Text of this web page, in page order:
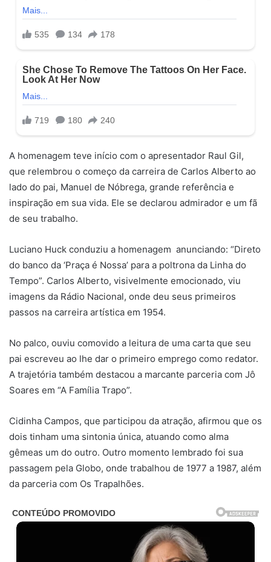
A homenagem teve início com o apresentador Raul Gil,
que relembrou o começo da carreira de Carlos Alberto ao
lado do pai, Manuel de Nóbrega, grande referência e
inspiração em sua vida. Ele se declarou admirador e um fã
de seu trabalho.
Luciano Huck conduziu a homenagem anunciando: “Direto
do banco da ‘Praça é Nossa’ para a poltrona da Linha do
Tempo”. Carlos Alberto, visivelmente emocionado, viu
imagens da Rádio Nacional, onde deu seus primeiros
passos na carreira artística em 1954.
No palco, ouviu comovido a leitura de uma carta que seu
pai escreveu ao lhe dar o primeiro emprego como redator.
A trajetória também destacou a marcante parceria com Jô
Soares em “A Família Trapo”.
Cidinha Campos, que participou da atração, afirmou que os
dois tinham uma sintonia única, atuando como alma
gêmeas um do outro. Outro momento lembrado foi sua
passagem pela Globo, onde trabalhou de 1977 a 1987, além
da parceria com Os Trapalhões.